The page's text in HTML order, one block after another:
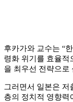
후카가와 교수는 “
령화 위기를 효율적
을 최우선 전략으로
그러면서 일본은 저
층의 정치적 영향력